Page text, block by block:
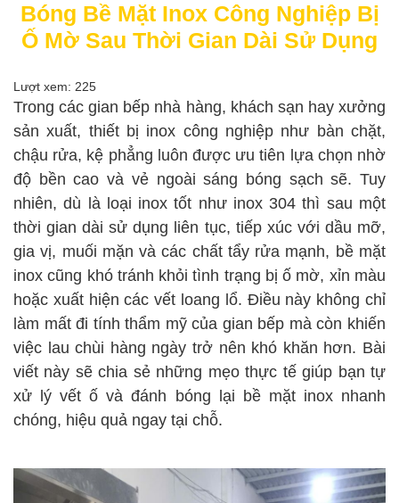
Bóng Bề Mặt Inox Công Nghiệp Bị
Ố Mờ Sau Thời Gian Dài Sử Dụng
Lượt xem: 225
Trong các gian bếp nhà hàng, khách sạn hay xưởng
sản xuất, thiết bị inox công nghiệp như bàn chặt,
chậu rửa, kệ phẳng luôn được ưu tiên lựa chọn nhờ
độ bền cao và vẻ ngoài sáng bóng sạch sẽ. Tuy
nhiên, dù là loại inox tốt như inox 304 thì sau một
thời gian dài sử dụng liên tục, tiếp xúc với dầu mỡ,
gia vị, muối mặn và các chất tẩy rửa mạnh, bề mặt
inox cũng khó tránh khỏi tình trạng bị ố mờ, xỉn màu
hoặc xuất hiện các vết loang lổ. Điều này không chỉ
làm mất đi tính thẩm mỹ của gian bếp mà còn khiến
việc lau chùi hàng ngày trở nên khó khăn hơn. Bài
viết này sẽ chia sẻ những mẹo thực tế giúp bạn tự
xử lý vết ố và đánh bóng lại bề mặt inox nhanh
chóng, hiệu quả ngay tại chỗ.